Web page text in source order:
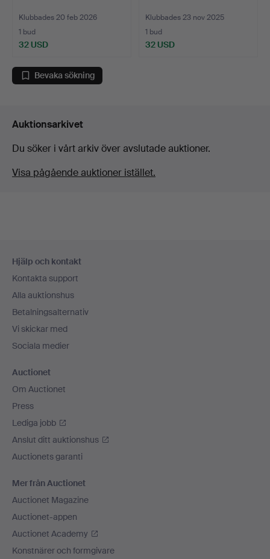
Klubbades 20 feb 2026
1 bud
32 USD
Klubbades 23 nov 2025
1 bud
32 USD
Bevaka sökning
Auktionsarkivet
Du söker i vårt arkiv över avslutade auktioner.
Visa pågående auktioner istället.
Hjälp och kontakt
Kontakta support
Alla auktionshus
Betalningsalternativ
Vi skickar med
Sociala medier
Auctionet
Om Auctionet
Press
Lediga jobb
Anslut ditt auktionshus
Auctionets garanti
Mer från Auctionet
Auctionet Magazine
Auctionet-appen
Auctionet Academy
Konstnärer och formgivare